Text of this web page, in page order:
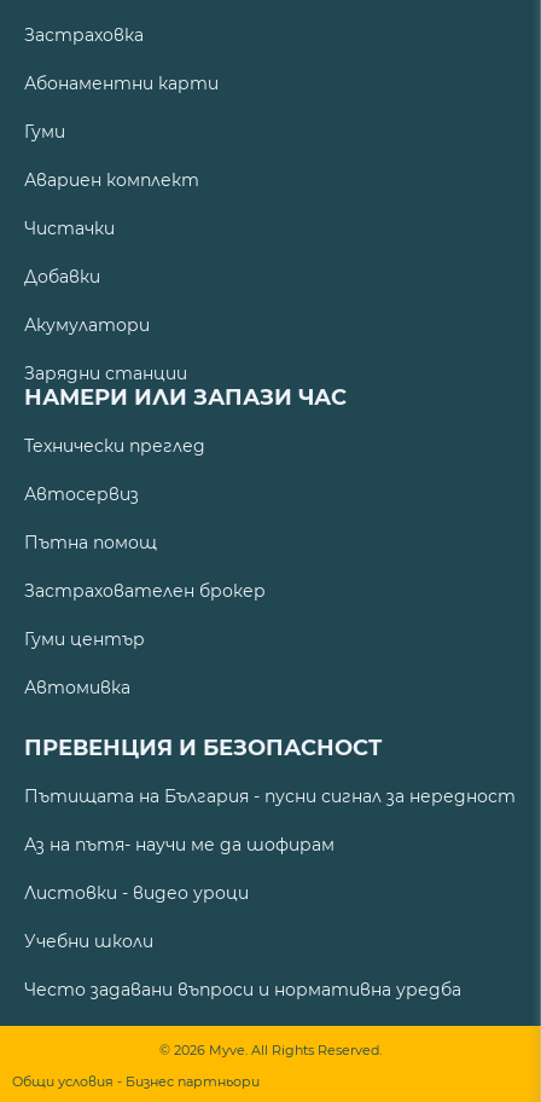
Застраховка
Абонаментни карти
Гуми
Авариен комплект
Чистачки
Добавки
Акумулатори
Зарядни станции
НАМЕРИ ИЛИ ЗАПАЗИ ЧАС
Технически преглед
Автосервиз
Пътна помощ
Застрахователен брокер
Гуми център
Автомивка
ПРЕВЕНЦИЯ И БЕЗОПАСНОСТ
Пътищата на България - пусни сигнал за нередност
Аз на пътя- научи ме да шофирам
Листовки - видео уроци
Учебни школи
Често задавани въпроси и нормативна уредба
© 2026 Myve. All Rights Reserved.
Общи условия - Бизнес партньори